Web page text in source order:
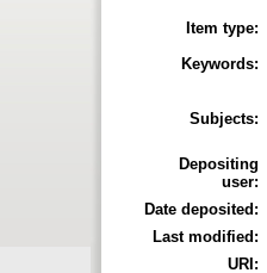
Item type:
Keywords:
Subjects:
Depositing
user:
Date deposited:
Last modified:
URI: